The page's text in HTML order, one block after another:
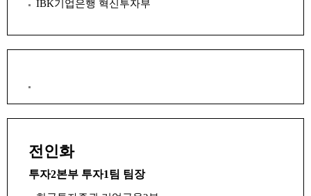
IBK기업은행 혁신투자부
전인화
투자2본부 투자1팀 팀장